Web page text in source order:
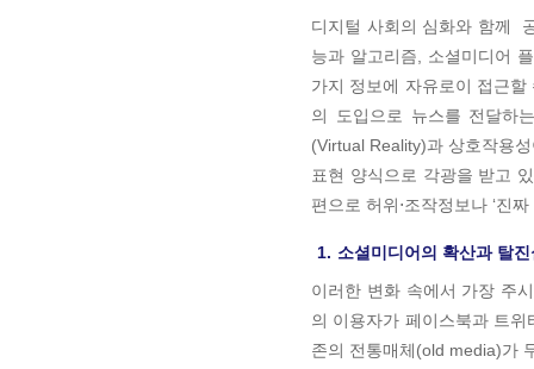
디지털 사회의 심화와 함께
능과 알고리즘, 소셜미디어
가지 정보에 자유로이 접근
의 도입으로 뉴스를 전달하
(Virtual Reality)과 상호작용
표현 양식으로 각광을 받고
편으로 허위⋅조작정보나 ‘진
1. 소셜미디어의 확산과 탈진
이러한 변화 속에서 가장 주
의 이용자가 페이스북과 트위
존의 전통매체(old media)가